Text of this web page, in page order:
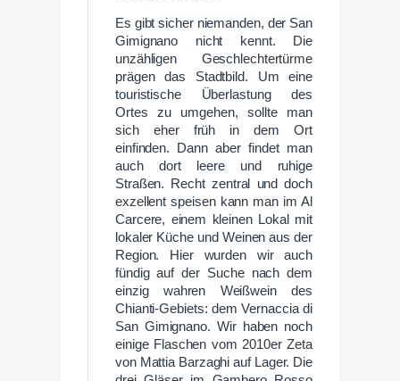
Es gibt sicher niemanden, der San
Gimignano nicht kennt. Die
unzähligen Geschlechtertürme
prägen das Stadtbild. Um eine
touristische Überlastung des
Ortes zu umgehen, sollte man
sich eher früh in dem Ort
einfinden. Dann aber findet man
auch dort leere und ruhige
Straßen. Recht zentral und doch
exzellent speisen kann man im Al
Carcere, einem kleinen Lokal mit
lokaler Küche und Weinen aus der
Region. Hier wurden wir auch
fündig auf der Suche nach dem
einzig wahren Weißwein des
Chianti-Gebiets: dem Vernaccia di
San Gimignano. Wir haben noch
einige Flaschen vom 2010er Zeta
von Mattia Barzaghi auf Lager. Die